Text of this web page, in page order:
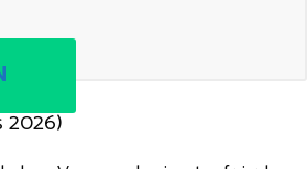
2026)